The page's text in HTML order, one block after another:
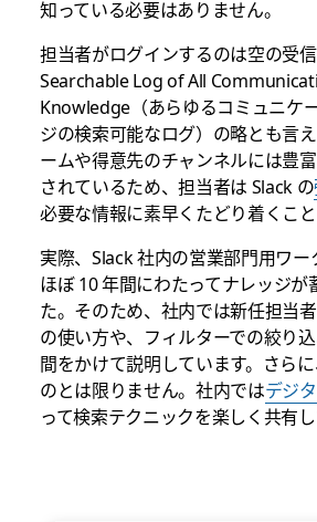
知っている必要はありません。
担当者がログインするのは空の受信
Searchable Log of All
Knowledge（あらゆるコミュニケ
ジの検索可能なログ）の略とも言
ームや得意先のチャンネルには豊
されているため、担当者は Slack の
必要な情報に素早くたどり着くこと
実際、 Slack 社内の営業部門用ワー
ほぼ 10 年間にわたってナレッジが
た。そのため、社内では新任担当
の使い方や、フィルターでの絞り
間をかけて説明しています。さら
のとは限りません。社内ではデジ
って検索テクニックを楽しく共有し